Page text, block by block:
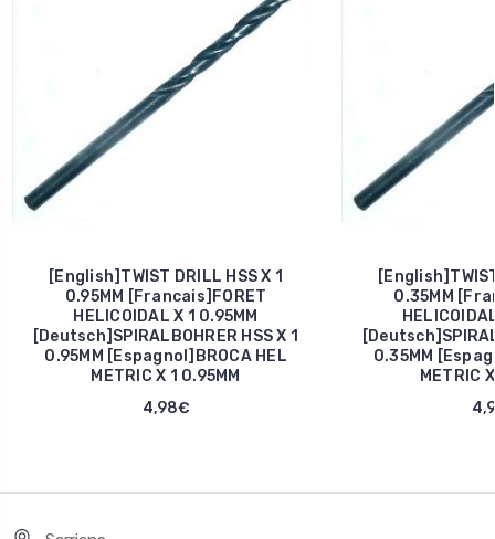
[English]TWIST DRILL HSS X 1
0.95MM [Francais]FORET
HELICOIDAL X 1 0.95MM
[Deutsch]SPIRALBOHRER HSS X 1
0.95MM [Espagnol]BROCA HEL
METRIC X 1 0.95MM
4,98€
0.35MM
0.35MM
METRIC